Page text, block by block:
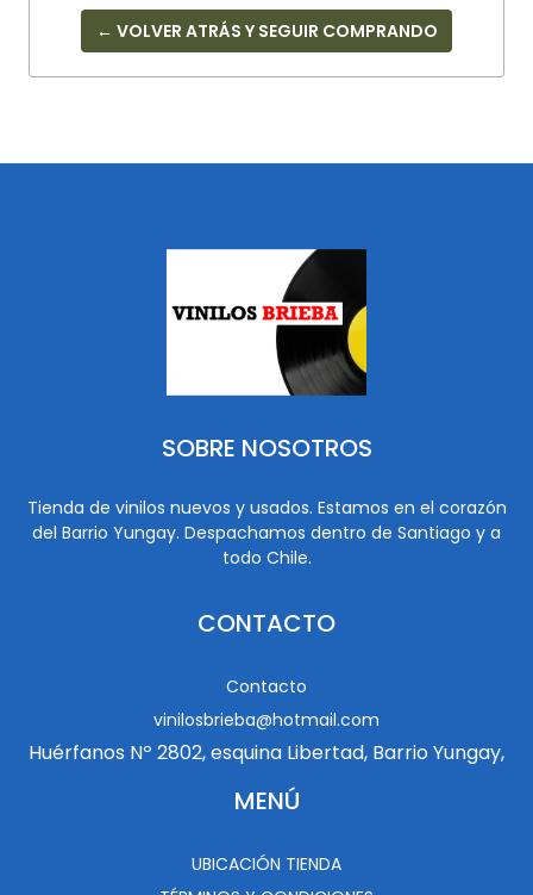
← VOLVER ATRÁS Y SEGUIR COMPRANDO
SOBRE NOSOTROS
Tienda de vinilos nuevos y usados. Estamos en el corazón
del Barrio Yungay. Despachamos dentro de Santiago y a
todo Chile.
CONTACTO
Contacto
vinilosbrieba@hotmail.com
Huérfanos Nº 2802, esquina Libertad, Barrio Yungay,
MENÚ
UBICACIÓN TIENDA